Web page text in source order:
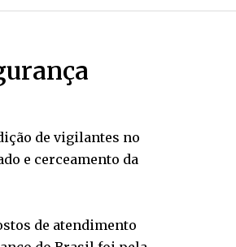
de vigilantes no
e cerceamento da
de atendimento